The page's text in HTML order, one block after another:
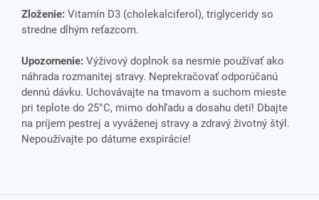
Zloženie: Vitamín D3 (cholekalciferol), triglyceridy so
stredne dlhým reťazcom.
Upozornenie: Výživový doplnok sa nesmie používať ako
náhrada rozmanitej stravy. Neprekračovať odporúčanú
dennú dávku. Uchovávajte na tmavom a suchom mieste
pri teplote do 25°C, mimo dohľadu a dosahu detí! Dbajte
na príjem pestrej a vyváženej stravy a zdravý životný štýl.
Nepoužívajte po dátume exspirácie!